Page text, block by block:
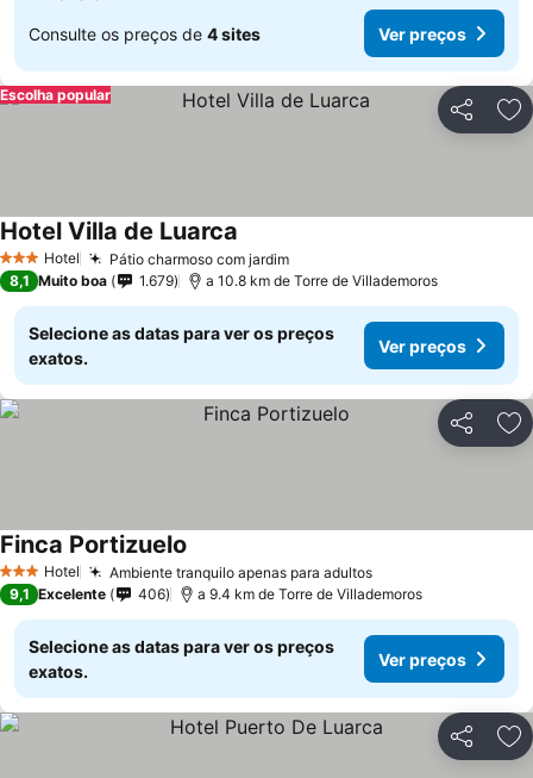
Consulte os preços de 4 sites Ver preços
Partilhar
Escolha popular
3 EstrelasHotel Pátio charmoso com jardim
Hotel Villa de Luarca
8,1 Muito boa 1.679 a 10.8 km de Torre de Villademoros
Selecione as datas para ver os preços
exatos.
Ver preços
Partilhar
3 EstrelasHotel Ambiente tranquilo apenas para adultos
Finca Portizuelo
9,1 Excelente 406 a 9.4 km de Torre de Villademoros
Selecione as datas para ver os preços
exatos.
Ver preços
Partilhar